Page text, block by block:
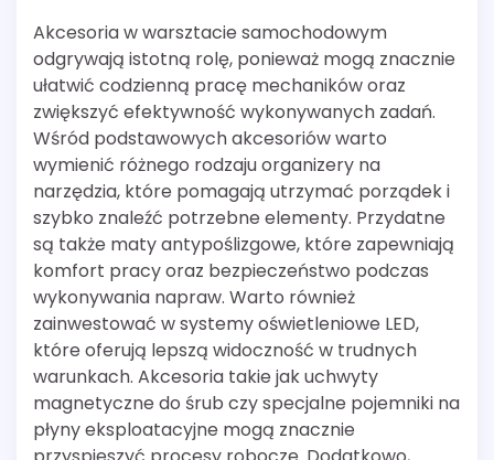
Akcesoria w warsztacie samochodowym
odgrywają istotną rolę, ponieważ mogą znacznie
ułatwić codzienną pracę mechaników oraz
zwiększyć efektywność wykonywanych zadań.
Wśród podstawowych akcesoriów warto
wymienić różnego rodzaju organizery na
narzędzia, które pomagają utrzymać porządek i
szybko znaleźć potrzebne elementy. Przydatne
są także maty antypoślizgowe, które zapewniają
komfort pracy oraz bezpieczeństwo podczas
wykonywania napraw. Warto również
zainwestować w systemy oświetleniowe LED,
które oferują lepszą widoczność w trudnych
warunkach. Akcesoria takie jak uchwyty
magnetyczne do śrub czy specjalne pojemniki na
płyny eksploatacyjne mogą znacznie